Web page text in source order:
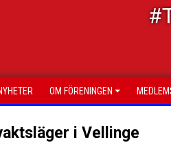
OM FÖRENINGEN
i Vellinge